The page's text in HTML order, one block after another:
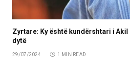
Zyrtare: Ky është kundërshtari i Akil
dytë
29/07/2024 1 MIN READ